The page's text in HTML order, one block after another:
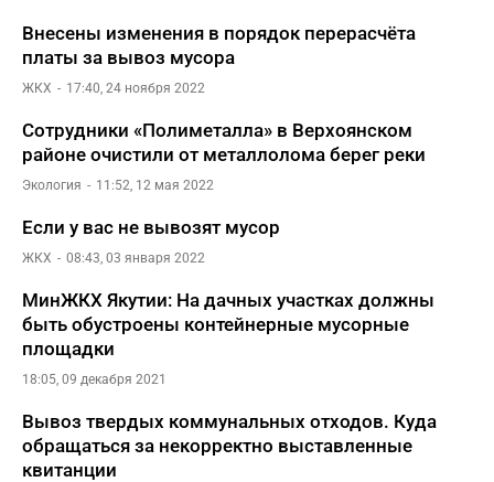
Внесены изменения в порядок перерасчёта
платы за вывоз мусора
ЖКХ 17:40, 24 ноября 2022
Сотрудники «Полиметалла» в Верхоянском
районе очистили от металлолома берег реки
Экология 11:52, 12 мая 2022
Если у вас не вывозят мусор
ЖКХ 08:43, 03 января 2022
МинЖКХ Якутии: На дачных участках должны
быть обустроены контейнерные мусорные
площадки
18:05, 09 декабря 2021
Вывоз твердых коммунальных отходов. Куда
обращаться за некорректно выставленные
квитанции